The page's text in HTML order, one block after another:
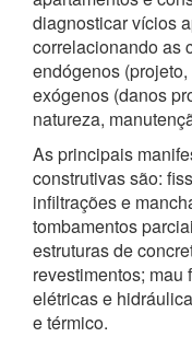
diagnosticar vícios
correlacionando as
endógenos
exógenos (danos
natureza,
As principais
construtivas são:
infiltrações e
tombamentos
estruturas de
revestimentos;
elétricas e
e térmico.